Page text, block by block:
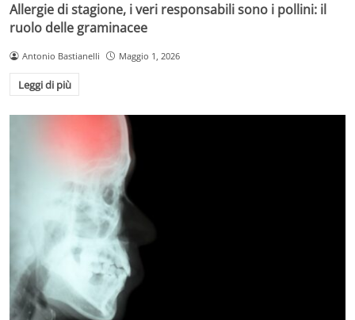
Allergie di stagione, i veri responsabili sono i pollini: il
ruolo delle graminacee
Antonio Bastianelli Maggio 1, 2026
Leggi di più